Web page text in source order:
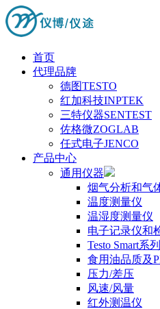
首页
代理品牌
德图TESTO
红加科技INPTEK
三特仪器SENTEST
佐格微ZOGLAB
任式电子JENCO
产品中心
通用仪器
烟气分析和气
温度测量仪
温湿度测量仪
电子记录仪和
Testo Smart系列
食用油品质及
压力/差压
风速/风量
红外测温仪